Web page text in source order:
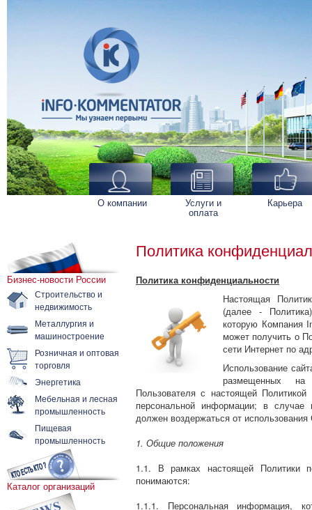
О компании Услуги и
оплата
Карьера
Бизнес-новости России
Строительство и
недвижимость
Металлургия и
машиностроение
Розничная и оптовая
торговля
Энергетика
Мебельная и лесная
промышленность
Пищевая
промышленность
Каталог организаций
Политика
Политика конфиденциальности
Настоящая
(далее -
которую Компания
может получить о
сети Интернет по
Использование
размещенных на
Пользователя с настоящей
персональной информации; в случае
должен воздержаться от использования
1. Общие положения
1.1. В рамках настоящей Политики
понимаются:
1.1.1. Персональная информация,